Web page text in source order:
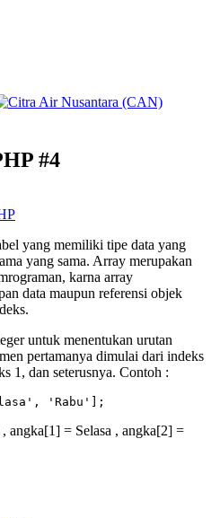
#4
yang memiliki tipe data yang
yang sama. Array merupakan
karna array
data maupun referensi objek
untuk menentukan urutan
pertamanya dimulai dari indeks
1, dan seterusnya. Contoh :
'Rabu'];
angka[1] = Selasa , angka[2] =